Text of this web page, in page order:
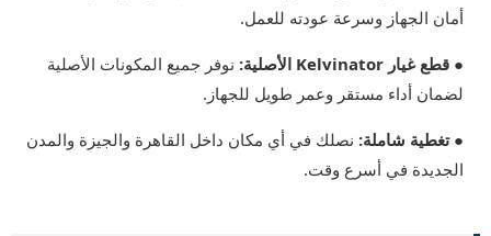
أمان الجهاز وسرعة عودته للعمل.
● قطع غيار Kelvinator الأصلية:
نوفر جميع المكونات الأصلية
لضمان أداء مستقر وعمر طويل للجهاز.
● تغطية شاملة: نصلك في أي مكان داخل القاهرة والجيزة والمدن
الجديدة في أسرع وقت.